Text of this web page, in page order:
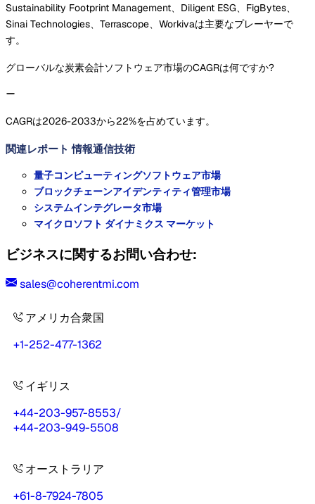
Sustainability Footprint Management、Diligent ESG、FigBytes、
Sinai Technologies、Terrascope、Workivaは主要なプレーヤーで
す。
グローバルな炭素会計ソフトウェア市場のCAGRは何ですか?
CAGRは2026-2033から22%を占めています。
関連レポート 情報通信技術
量子コンピューティングソフトウェア市場
ブロックチェーンアイデンティティ管理市場
システムインテグレータ市場
マイクロソフト ダイナミクス マーケット
ビジネスに関するお問い合わせ:
sales@coherentmi.com
アメリカ合衆国
+1-252-477-1362
イギリス
+44-203-957-8553/
+44-203-949-5508
オーストラリア
+61-8-7924-7805